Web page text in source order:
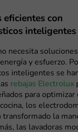
eficientes con
inteligentes
necesita
y esfuerzo.
inteligentes se
rebajas Electrolux
para
los
la
las lavadoras